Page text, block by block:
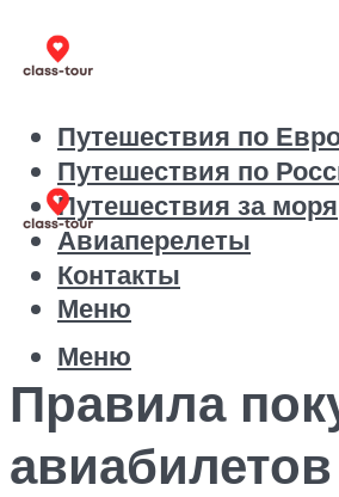
Путешествия по
Путешествия по
Путешествия за моря
Авиаперелеты
Контакты
Меню
Меню
Правила
авиабилетов